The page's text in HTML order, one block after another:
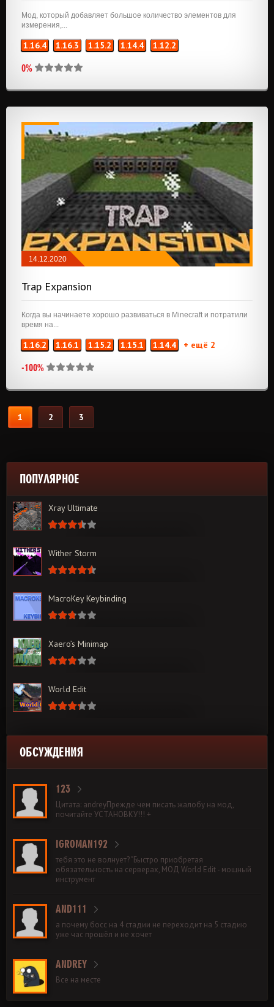
Мод, который добавляет большое количество элементов для
измерения,...
1.16.4 1.16.3 1.15.2 1.14.4 1.12.2
0%
14.12.2020
Trap Expansion
Когда вы начинаете хорошо развиваться в Minecraft и потратили
время на...
1.16.2 1.16.1 1.15.2 1.15.1 1.14.4 + ещё 2
-100%
1 2 3
ПОПУЛЯРНОЕ
Xray Ultimate
Wither Storm
MacroKey Keybinding
Xaero’s Minimap
World Edit
ОБСУЖДЕНИЯ
123
Цитата: andreyПрежде чем писать жалобу на мод,
почитайте УСТАНОВКУ!!! +
IGROMAN192
тебя это не волнует? "Быстро приобретая
обязательность на серверах, МОД World Edit - мощный
инструмент
AND111
а почему босс на 4 стадии не переходит на 5 стадию
уже час прошёл и не хочет
ANDREY
Все на месте